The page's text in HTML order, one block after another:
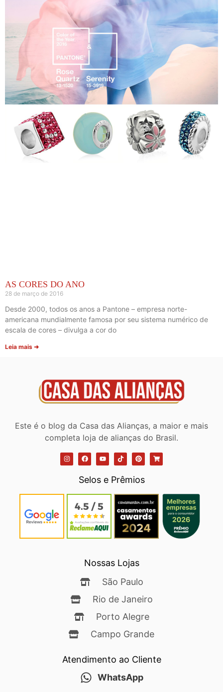
AS CORES DO ANO
28 de março de 2016
Desde 2000, todos os anos a Pantone – empresa norte-
americana mundialmente famosa por seu sistema numérico de
escala de cores – divulga a cor do
Leia mais ➜
Este é o blog da Casa das Alianças, a maior e mais
completa loja de alianças do Brasil.
Selos e Prêmios
Nossas Lojas
São Paulo
Rio de Janeiro
Porto Alegre
Campo Grande
Atendimento ao Cliente
WhatsApp